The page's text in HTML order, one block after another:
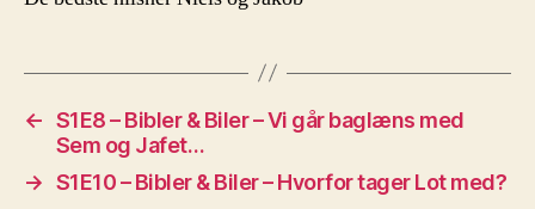
← S1E8 – Bibler & Biler – Vi går baglæns med
Sem og Jafet…
→ S1E10 – Bibler & Biler – Hvorfor tager Lot med?